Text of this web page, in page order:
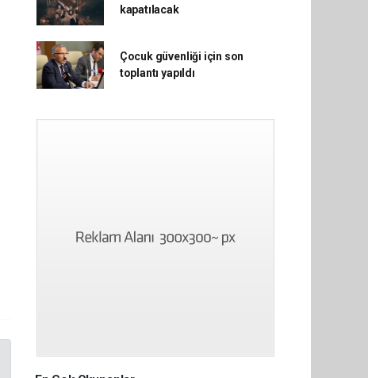
kapatılacak
Çocuk güvenliği için son
toplantı yapıldı